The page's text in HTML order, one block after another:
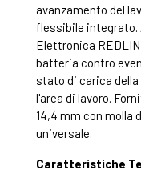
avanzamento del
flessibile integrato.
Elettronica
batteria contro
stato di carica
l'area di lavoro.
14,4 mm con molla
universale.
Caratteristiche